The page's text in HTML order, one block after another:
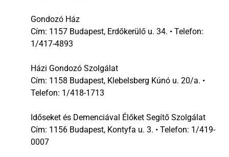
Gondozó Ház
Cím: 1157 Budapest, Erdőkerülő u. 34. • Telefon:
1/417-4893
Házi Gondozó Szolgálat
Cím: 1158 Budapest, Klebelsberg Kúnó u. 20/a. •
Telefon: 1/418-1713
Időseket és Demenciával Élőket Segítő Szolgálat
Cím: 1156 Budapest, Kontyfa u. 3. • Telefon: 1/419-
0007